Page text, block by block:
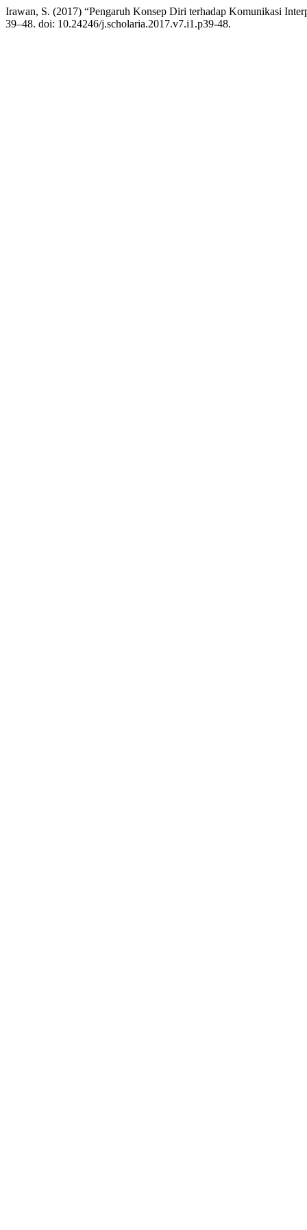
Irawan, S. (2017) “Pengaruh Konsep Diri terhadap Komunikasi
39–48. doi: 10.24246/j.scholaria.2017.v7.i1.p39-48.